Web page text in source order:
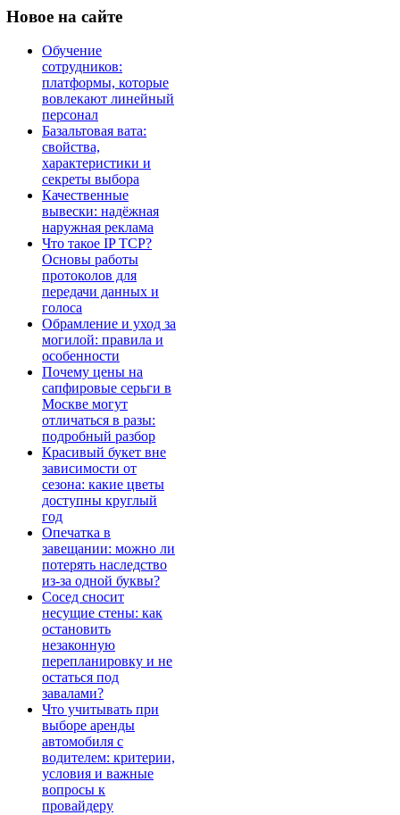
Новое на сайте
Обучение
сотрудников:
платформы, которые
вовлекают линейный
персонал
Базальтовая вата:
свойства,
характеристики и
секреты выбора
Качественные
вывески: надёжная
наружная реклама
Что такое IP TCP?
Основы работы
протоколов для
передачи данных и
голоса
Обрамление и уход за
могилой: правила и
особенности
Почему цены на
сапфировые серьги в
Москве могут
отличаться в разы:
подробный разбор
Красивый букет вне
зависимости от
сезона: какие цветы
доступны круглый
год
Опечатка в
завещании: можно ли
потерять наследство
из-за одной буквы?
Сосед сносит
несущие стены: как
остановить
незаконную
перепланировку и не
остаться под
завалами?
Что учитывать при
выборе аренды
автомобиля с
водителем: критерии,
условия и важные
вопросы к
провайдеру